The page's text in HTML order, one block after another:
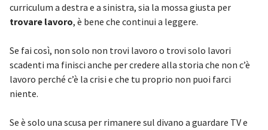
curriculum a destra e a sinistra, sia la mossa giusta per
trovare lavoro, è bene che continui a leggere.
Se fai così, non solo non trovi lavoro o trovi solo lavori
scadenti ma finisci anche per credere alla storia che non c’è
lavoro perché c’è la crisi e che tu proprio non puoi farci
niente.
Se è solo una scusa per rimanere sul divano a guardare TV e